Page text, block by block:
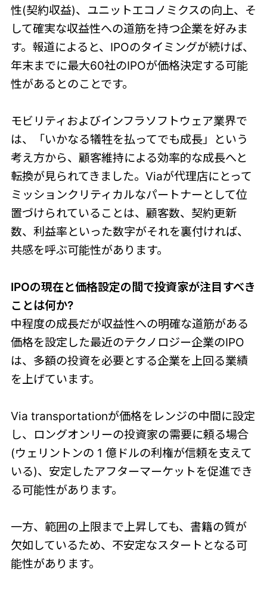
性(契約収益)、ユニットエコノミクスの向上、そ
して確実な収益性への道筋を持つ企業を好みま
す。報道によると、IPOのタイミングが続けば、
年末までに最大60社のIPOが価格決定する可能
性があるとのことです。
モビリティおよびインフラソフトウェア業界で
は、「いかなる犠牲を払ってでも成長」という
考え方から、顧客維持による効率的な成長へと
転換が見られてきました。Viaが代理店にとって
ミッションクリティカルなパートナーとして位
置づけられていることは、顧客数、契約更新
数、利益率といった数字がそれを裏付ければ、
共感を呼ぶ可能性があります。
IPOの現在と価格設定の間で投資家が注目すべき
ことは何か?
中程度の成長だが収益性への明確な道筋がある
価格を設定した最近のテクノロジー企業のIPO
は、多額の投資を必要とする企業を上回る業績
を上げています。
Via transportationが価格をレンジの中間に設定
し、ロングオンリーの投資家の需要に頼る場合
(ウェリントンの 1 億ドルの利権が信頼を支えて
いる)、安定したアフターマーケットを促進でき
る可能性があります。
一方、範囲の上限まで上昇しても、書籍の質が
欠如しているため、不安定なスタートとなる可
能性があります。